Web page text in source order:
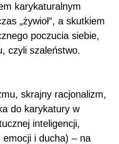
karykaturalnym
„żywioł”, a skutkiem
poczucia siebie,
czyli szaleństwo.
skrajny racjonalizm,
do karykatury w
inteligencji,
emocji i ducha) – na